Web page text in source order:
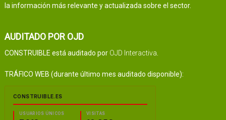
la información más relevante y actualizada sobre el sector.
AUDITADO POR OJD
CONSTRUIBLE está auditado por OJD Interactiva
TRÁFICO WEB (durante último mes auditado disponible):